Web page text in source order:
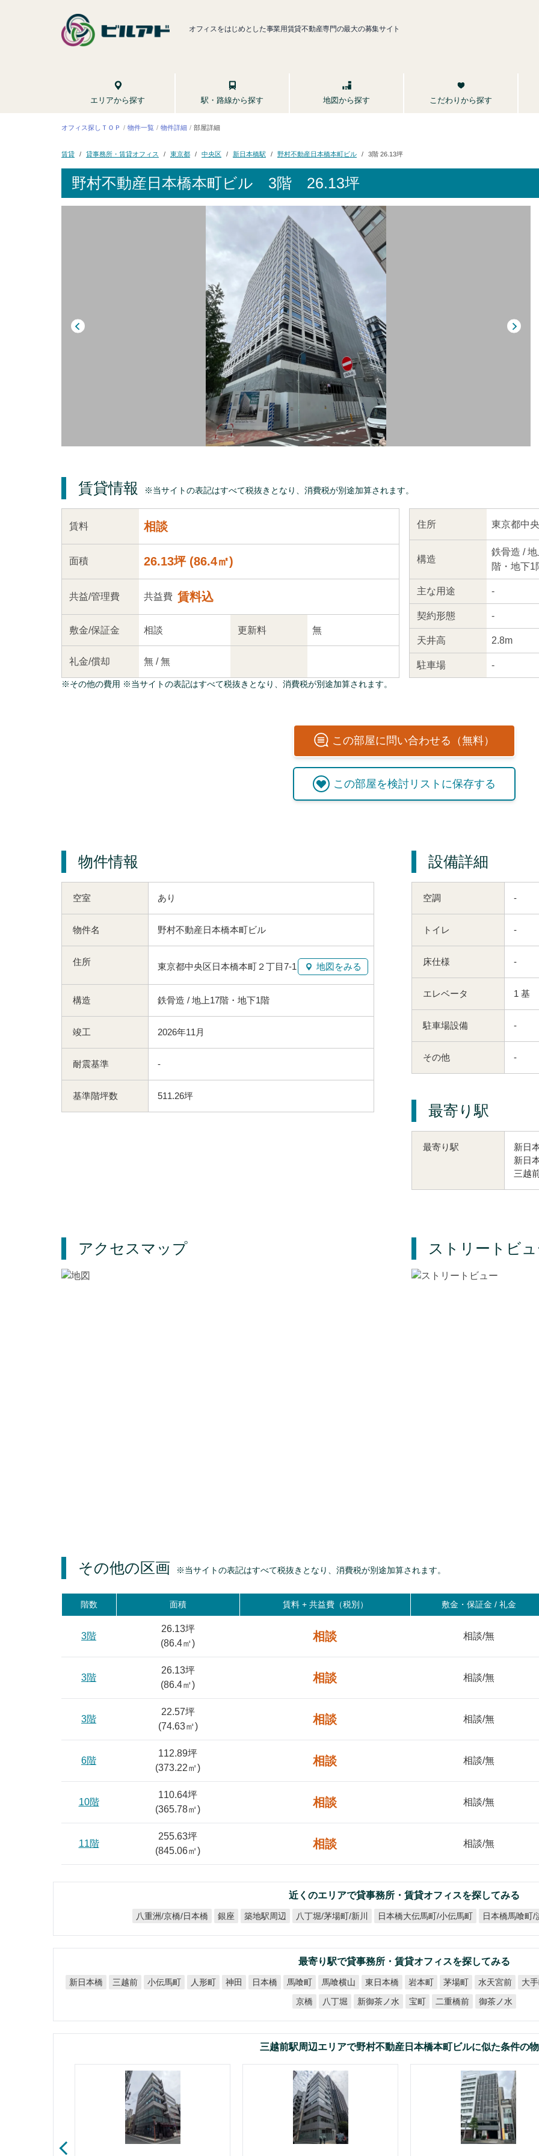
オフィスをはじめとした事業用賃貸不動産専門の最大の募集サイト
エリアから探す 駅・路線から探す 地図から探す こだわりから探す
オフィス探しＴＯＰ 物件一覧 物件詳細 部屋詳細
賃貸 貸事務所・賃貸オフィス 東京都 中央区 新日本橋駅 野村不動産日本橋本町ビル 3階 26.13坪
野村不動産日本橋本町ビル 3階 26.13坪
賃貸情報 ※当サイトの表記はすべて税抜きとなり、消費税が別途加算されます。
賃料 相談
面積 26.13坪 (86.4㎡)
共益/管理費 共益費 賃料込
敷金/保証金 相談 更新料 無
礼金/償却 無 /無
住所 東京都中
構造
鉄骨造 /
階・地下1
主な用途 -
契約形態 -
天井高 2.8m
駐車場 -
※その他の費用 ※当サイトの表記はすべて税抜きとなり、消費税が別途加算されます。
この部屋に問い合わせる（無料）
この部屋を検討リストに保存する
物件情報
空室 あり
物件名 野村不動産日本橋本町ビル
住所 東京都中央区日本橋本町２丁目7-1 地図をみる
構造 鉄骨造 / 地上17階・地下1階
竣工 2026年11月
耐震基準 -
基準階坪数 511.26坪
設備詳細
空調 -
トイレ -
床仕様 -
エレベータ 1 基
駐車場設備 -
その他 -
最寄り駅
最寄り駅
新日
新日
三越
アクセスマップ ストリートビ
その他の区画 ※当サイトの表記はすべて税抜きとなり、消費税が別途加算されます。
階数 面積 賃料 +共益費（税別） 敷金・保証金 / 礼金
3階
26.13坪
(86.4㎡)
相談 相談/無
3階
26.13坪
(86.4㎡)
相談 相談/無
3階
22.57坪
(74.63㎡)
相談 相談/無
6階
112.89坪
(373.22㎡)
相談 相談/無
10階
110.64坪
(365.78㎡)
相談 相談/無
11階
255.63坪
(845.06㎡)
相談 相談/無
近くのエリアで貸事務所・賃貸オフィスを探してみる
八重洲/京橋/日本橋 銀座 築地駅周辺 八丁堀/茅場町/新川 日本橋大伝馬町/小伝馬町 日本橋馬喰町/
最寄り駅で貸事務所・賃貸オフィスを探してみる
新日本橋 三越前 小伝馬町 人形町 神田 日本橋 馬喰町 馬喰横山 東日本橋 岩本町 茅場町 水天宮前 大
京橋 八丁堀 新御茶ノ水 宝町 二重橋前 御茶ノ水
三越前駅周辺エリアで野村不動産日本橋本町ビルに似た条件の